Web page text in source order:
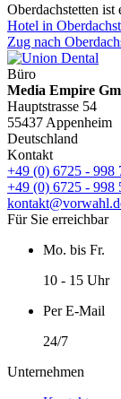
Oberdachstetten
Hotel in
Zug nach
Büro
Media Empire
Hauptstrasse 54
55437 Appenheim
Deutschland
Kontakt
+49 (0) 6725 - 998
+49 (0) 6725 - 998
Für Sie erreichbar
Mo. bis Fr.
10 - 15 Uhr
Per E-Mail
24/7
Unternehmen